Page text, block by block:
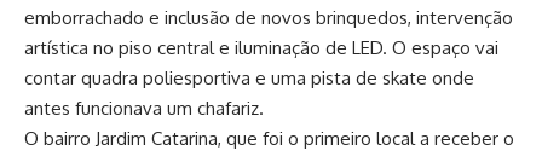
emborrachado e inclusão de novos brinquedos, intervenção
artística no piso central e iluminação de LED. O espaço vai
contar quadra poliesportiva e uma pista de skate onde
antes funcionava um chafariz.
O bairro Jardim Catarina, que foi o primeiro local a receber o